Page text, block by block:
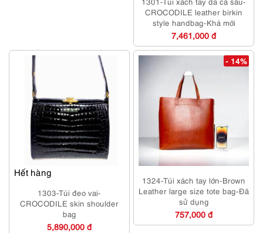
CROCODILE leather birkin
style handbag-Khá mới
7,461,000 đ
Hết hàng
1303-Túi đeo vai-
CROCODILE skin shoulder
bag
5,890,000 đ
- 14%
1324-Túi xách tay lớn-Brown
Leather large size tote bag-Đã
sử dụng
757,000 đ